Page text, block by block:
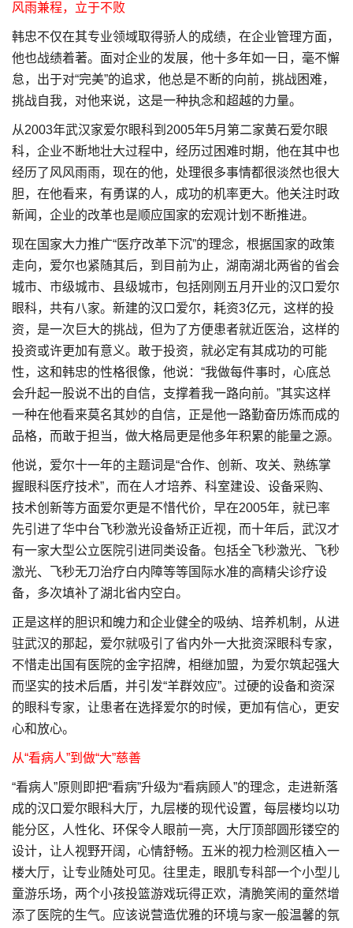
风雨兼程，立于不败
韩忠不仅在其专业领域取得骄人的成绩，在企业管理方面，
他也战绩着著。面对企业的发展，他十多年如一日，毫不懈
怠，出于对“完美”的追求，他总是不断的向前，挑战困难，
挑战自我，对他来说，这是一种执念和超越的力量。
从2003年武汉家爱尔眼科到2005年5月第二家黄石爱尔眼
科，企业不断地壮大过程中，经历过困难时期，他在其中也
经历了风风雨雨，现在的他，处理很多事情都很淡然也很大
胆，在他看来，有勇谋的人，成功的机率更大。他关注时政
新闻，企业的改革也是顺应国家的宏观计划不断推进。
现在国家大力推广“医疗改革下沉”的理念，根据国家的政策
走向，爱尔也紧随其后，到目前为止，湖南湖北两省的省会
城市、市级城市、县级城市，包括刚刚五月开业的汉口爱尔
眼科，共有八家。新建的汉口爱尔，耗资3亿元，这样的投
资，是一次巨大的挑战，但为了方便患者就近医治，这样的
投资或许更加有意义。敢于投资，就必定有其成功的可能
性，这和韩忠的性格很像，他说：“我做每件事时，心底总
会升起一股说不出的自信，支撑着我一路向前。”其实这样
一种在他看来莫名其妙的自信，正是他一路勤奋历炼而成的
品格，而敢于担当，做大格局更是他多年积累的能量之源。
他说，爱尔十一年的主题词是“合作、创新、攻关、熟练掌
握眼科医疗技术”，而在人才培养、科室建设、设备采购、
技术创新等方面爱尔更是不惜代价，早在2005年，就已率
先引进了华中台飞秒激光设备矫正近视，而十年后，武汉才
有一家大型公立医院引进同类设备。包括全飞秒激光、飞秒
激光、飞秒无刀治疗白内障等等国际水准的高精尖诊疗设
备，多次填补了湖北省内空白。
正是这样的胆识和魄力和企业健全的吸纳、培养机制，从进
驻武汉的那起，爱尔就吸引了省内外一大批资深眼科专家，
不惜走出国有医院的金字招牌，相继加盟，为爱尔筑起强大
而坚实的技术后盾，并引发“羊群效应”。过硬的设备和资深
的眼科专家，让患者在选择爱尔的时候，更加有信心，更安
心和放心。
从“看病人”到做“大”慈善
“看病人”原则即把“看病”升级为“看病顾人”的理念，走进新落
成的汉口爱尔眼科大厅，九层楼的现代设置，每层楼均以功
能分区，人性化、环保令人眼前一亮，大厅顶部圆形镂空的
设计，让人视野开阔，心情舒畅。五米的视力检测区植入一
楼大厅，让专业随处可见。往里走，眼肌专科部一个小型儿
童游乐场，两个小孩投篮游戏玩得正欢，清脆笑闹的童然增
添了医院的生气。应该说营造优雅的环境与家一般温馨的氛